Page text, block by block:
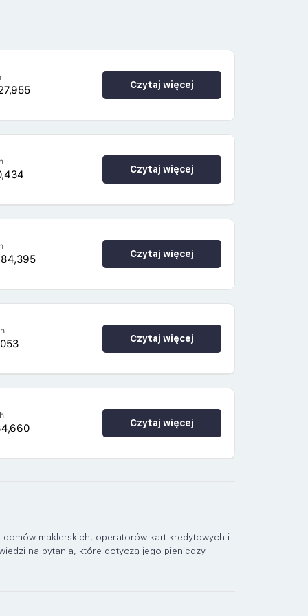
Czytaj więcej
Czytaj więcej
Czytaj więcej
Czytaj więcej
Czytaj więcej
maklerskich, operatorów kart kredytowych i
na pytania, które dotyczą jego pieniędzy